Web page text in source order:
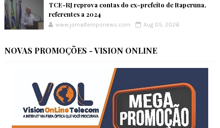
TCE-RJ reprova contas do ex-prefeito de Itaperuna,
referentes a 2024
www.jornaltemponews.com Aug 05, 2026
NOVAS PROMOÇÕES - VISION ONLINE